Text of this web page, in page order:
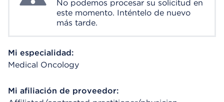
No podemos procesar su solicitud en
este momento. Inténtelo de nuevo
más tarde.
Mi especialidad:
Medical Oncology
Mi afiliación de proveedor: